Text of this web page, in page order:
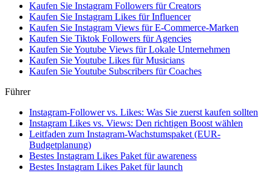
Kaufen Sie Instagram Followers für Creators
Kaufen Sie Instagram Likes für Influencer
Kaufen Sie Instagram Views für E-Commerce-Marken
Kaufen Sie Tiktok Followers für Agencies
Kaufen Sie Youtube Views für Lokale Unternehmen
Kaufen Sie Youtube Likes für Musicians
Kaufen Sie Youtube Subscribers für Coaches
Führer
Instagram-Follower vs. Likes: Was Sie zuerst kaufen sollten
Instagram Likes vs. Views: Den richtigen Boost wählen
Leitfaden zum Instagram-Wachstumspaket (EUR-
Budgetplanung)
Bestes Instagram Likes Paket für awareness
Bestes Instagram Likes Paket für launch